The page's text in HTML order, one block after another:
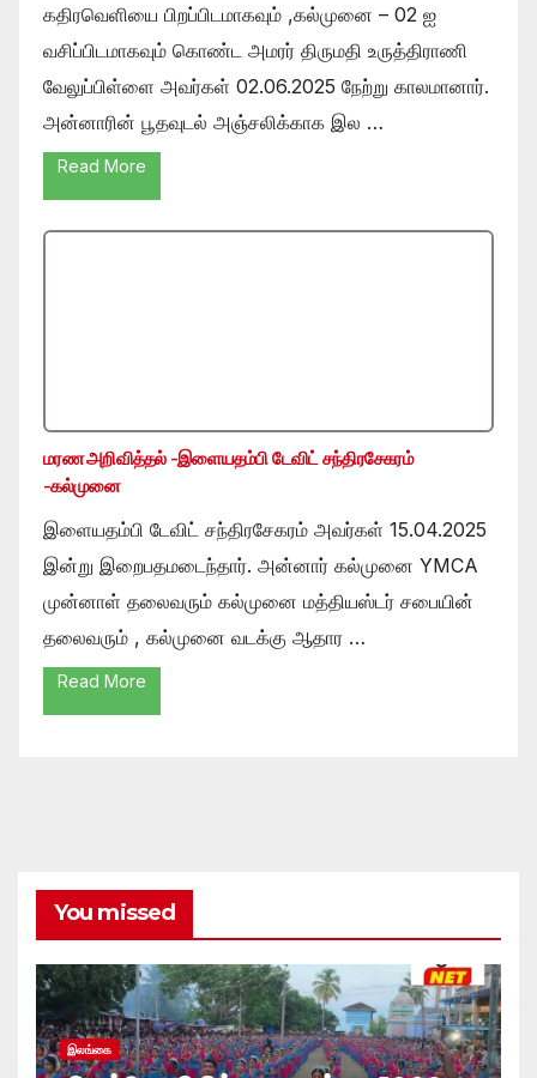
கதிரவெளியை பிறப்பிடமாகவும் ,கல்முனை – 02 ஐ
வசிப்பிடமாகவும் கொண்ட அமரர் திருமதி உருத்திராணி
வேலுப்பிள்ளை அவர்கள் 02.06.2025 நேற்று காலமானார்.
அன்னாரின் பூதவுடல் அஞ்சலிக்காக இல …
Read More
மரண அறிவித்தல் -இளையதம்பி டேவிட் சந்திரசேகரம்
-கல்முனை
இளையதம்பி டேவிட் சந்திரசேகரம் அவர்கள் 15.04.2025
இன்று இறைபதமடைந்தார். அன்னார் கல்முனை YMCA
முன்னாள் தலைவரும் கல்முனை மத்தியஸ்டர் சபையின்
தலைவரும் , கல்முனை வடக்கு ஆதார …
Read More
You missed
இலங்கை